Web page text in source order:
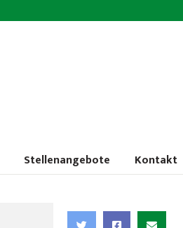
Stellenangebote Kontakt